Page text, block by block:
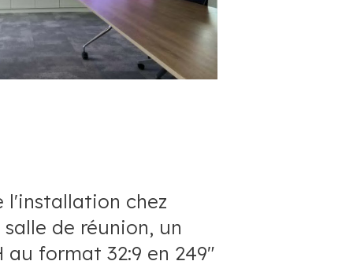
l'installation chez
de réunion, un
au format 32:9 en 249"